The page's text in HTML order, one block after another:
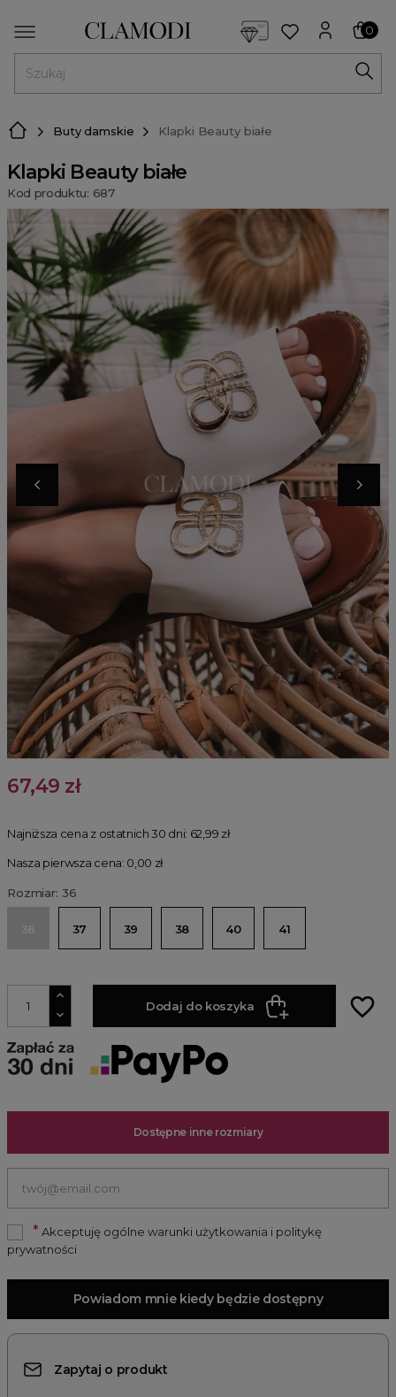
0
Buty damskie Klapki Beauty białe
Klapki Beauty białe
Kod produktu: 687
67,49 zł
Najniższa cena z ostatnich 30 dni: 62,99 zł
Nasza pierwsza cena: 0,00 zł
Rozmiar: 36
36 37 39 38 40 41
Dodaj do koszyka favorite_border
Dostępne inne rozmiary
* Akceptuję ogólne warunki użytkowania i politykę
prywatności
Powiadom mnie kiedy będzie dostępny
Zapytaj o produkt